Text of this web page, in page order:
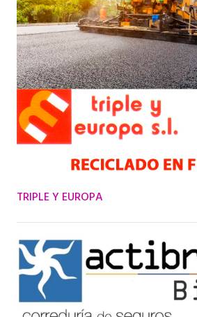
TRIPLE Y EUROPA